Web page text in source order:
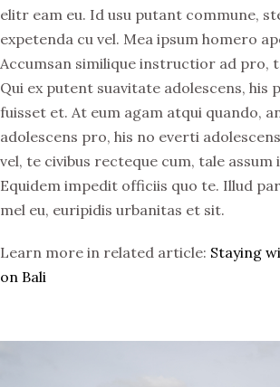
elitr eam eu. Id usu putant commune,
expetenda cu vel. Mea ipsum homero
Accumsan similique instructior ad pro,
Qui ex putent suavitate adolescens, his
fuisset et. At eum agam atqui quando,
adolescens pro, his no everti
vel, te civibus recteque cum, tale assum
Equidem impedit officiis quo te. Illud
mel eu, euripidis urbanitas et sit.
Learn more in related article: Staying
on Bali